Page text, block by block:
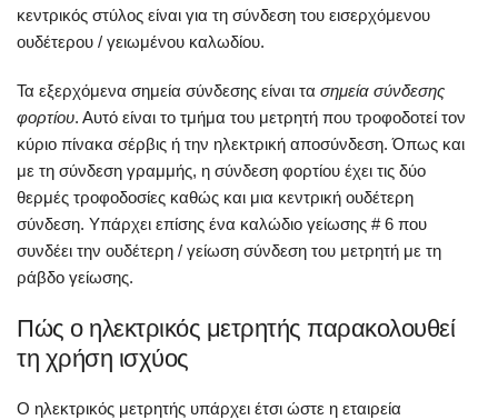
κεντρικός στύλος είναι για τη σύνδεση του εισερχόμενου
ουδέτερου / γειωμένου καλωδίου.
Τα εξερχόμενα σημεία σύνδεσης είναι τα σημεία σύνδεσης
φορτίου. Αυτό είναι το τμήμα του μετρητή που τροφοδοτεί τον
κύριο πίνακα σέρβις ή την ηλεκτρική αποσύνδεση. Όπως και
με τη σύνδεση γραμμής, η σύνδεση φορτίου έχει τις δύο
θερμές τροφοδοσίες καθώς και μια κεντρική ουδέτερη
σύνδεση. Υπάρχει επίσης ένα καλώδιο γείωσης # 6 που
συνδέει την ουδέτερη / γείωση σύνδεση του μετρητή με τη
ράβδο γείωσης.
Πώς ο ηλεκτρικός μετρητής παρακολουθεί
τη χρήση ισχύος
Ο ηλεκτρικός μετρητής υπάρχει έτσι ώστε η εταιρεία